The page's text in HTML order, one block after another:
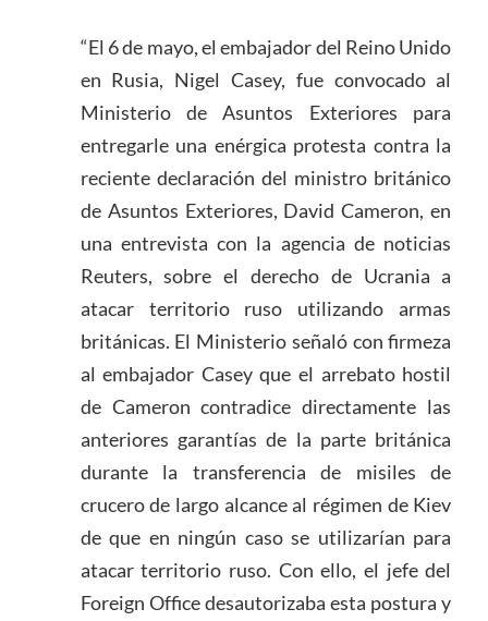
“El 6 de mayo, el embajador del Reino Unido
en Rusia, Nigel Casey, fue convocado al
Ministerio de Asuntos Exteriores para
entregarle una enérgica protesta contra la
reciente declaración del ministro británico
de Asuntos Exteriores, David Cameron, en
una entrevista con la agencia de noticias
Reuters, sobre el derecho de Ucrania a
atacar territorio ruso utilizando armas
británicas. El Ministerio señaló con firmeza
al embajador Casey que el arrebato hostil
de Cameron contradice directamente las
anteriores garantías de la parte británica
durante la transferencia de misiles de
crucero de largo alcance al régimen de Kiev
de que en ningún caso se utilizarían para
atacar territorio ruso. Con ello, el jefe del
Foreign Office desautorizaba esta postura y